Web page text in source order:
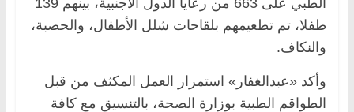
طفلا، تم تطعيمهم بلقاحات شلل الأطفال، والحصبة،
والنكاف.
وأكد «عبدالغفار» استمرار العمل المكثف من قبل
الطواقم الطبية بوزارة الصحة، بالتنسيق مع كافة